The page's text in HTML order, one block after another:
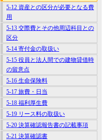
5-12 資産との区分が必要となる費
用
5-13 交際費とその他周辺科目との
区分
5-14 寄付金の取扱い
5-15 役員と法人間での建物貸借時
の留意点
5-16 生命保険料
5-17 旅費・日当
5-18 福利厚生費
5-19 リース料の取扱い
5-20 決算確認報告書の記載事項
5-21 決算確認書